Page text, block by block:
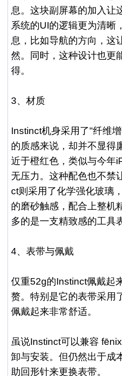
息。这块副屏幕的加入让
系统的UI的逻辑更为清晰
息，比如导航的方向，这
然。同时，这种设计也更
得。
3、材质
Instinct机身采用了"纤维
的质感来说，却并不显得
近于橙红色，类似与今年
无压力。这种配色也不禁
ct则采用了化学强化玻璃
的磨砂触感，配合上整机
多的是一支精致感的工具
4、表带与佩戴
仅重52g的Instinct佩戴起
赘。特别是它的表带采用
佩戴起来非常舒适。
虽说Instinct可以兼容
卸与安装。但仍然出于成
助回形针来更换表带。